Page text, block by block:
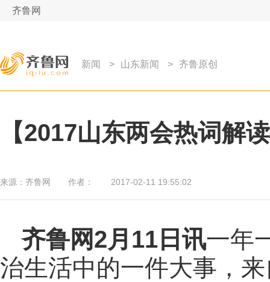
齐鲁网
新闻 > 山东新闻 > 齐鲁原创
【2017山东两会热词解
来源： 齐鲁网 作者： 2017-02-11 19:55:02
齐鲁网2月11日讯一年
治生活中的一件大事，